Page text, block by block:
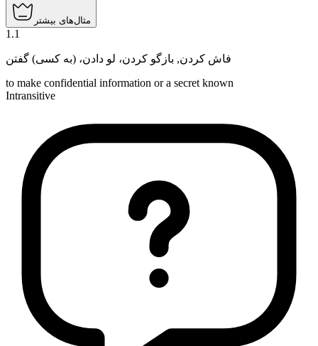
مثال‌های بیشتر
1 .1
فاش کردن, بازگو کردن، لو دادن، (به کسی) گفتن
to make confidential information or a secret known
Intransitive